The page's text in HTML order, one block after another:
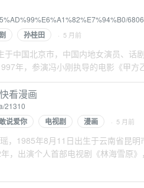
孙桂田 · 5 月前
于中国北京市，中国内地女演员、话
年，参演冯小刚执导的电影《甲方
看漫画
21310
说爱你 电视剧 漫画 · 5 月前
，1985年8月11日出生于云南省昆
，出演个人首部电视剧《林海雪原